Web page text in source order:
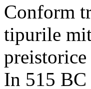
Conform
tipurile
In 515 BC